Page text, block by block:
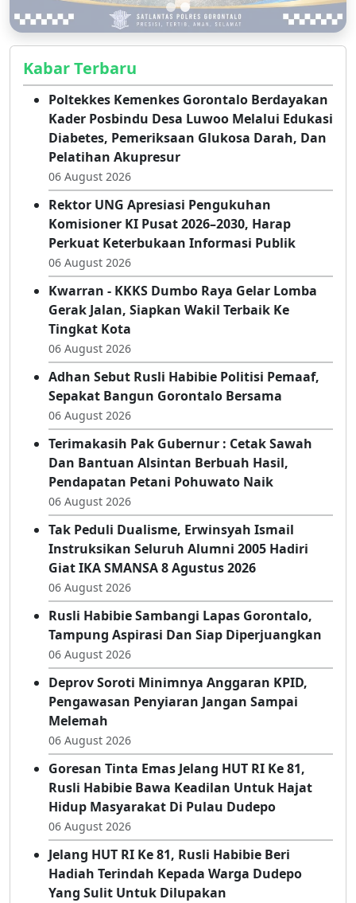
Kabar Terbaru
Poltekkes Kemenkes Gorontalo Berdayakan
Kader Posbindu Desa Luwoo Melalui Edukasi
Diabetes, Pemeriksaan Glukosa Darah, Dan
Pelatihan Akupresur
06 August 2026
Rektor UNG Apresiasi Pengukuhan
Komisioner KI Pusat 2026–2030, Harap
Perkuat Keterbukaan Informasi Publik
06 August 2026
Kwarran - KKKS Dumbo Raya Gelar Lomba
Gerak Jalan, Siapkan Wakil Terbaik Ke
Tingkat Kota
06 August 2026
Adhan Sebut Rusli Habibie Politisi Pemaaf,
Sepakat Bangun Gorontalo Bersama
06 August 2026
Terimakasih Pak Gubernur : Cetak Sawah
Dan Bantuan Alsintan Berbuah Hasil,
Pendapatan Petani Pohuwato Naik
06 August 2026
Tak Peduli Dualisme, Erwinsyah Ismail
Instruksikan Seluruh Alumni 2005 Hadiri
Giat IKA SMANSA 8 Agustus 2026
06 August 2026
Rusli Habibie Sambangi Lapas Gorontalo,
Tampung Aspirasi Dan Siap Diperjuangkan
06 August 2026
Deprov Soroti Minimnya Anggaran KPID,
Pengawasan Penyiaran Jangan Sampai
Melemah
06 August 2026
Goresan Tinta Emas Jelang HUT RI Ke 81,
Rusli Habibie Bawa Keadilan Untuk Hajat
Hidup Masyarakat Di Pulau Dudepo
06 August 2026
Jelang HUT RI Ke 81, Rusli Habibie Beri
Hadiah Terindah Kepada Warga Dudepo
Yang Sulit Untuk Dilupakan